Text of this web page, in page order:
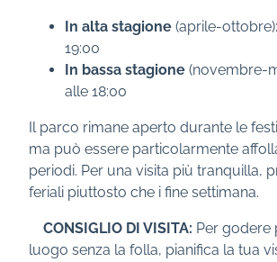
In alta stagione(aprile-
19:00
In bassa stagione(novembre-
alle 18:00
Il parco rimane aperto durante le
ma può essere particolarmente
periodi. Per una visita più tranquilla,
feriali piuttosto che i fine settimana.
CONSIGLIO DI VISITA: Per godere
luogo senza la folla, pianifica la tua